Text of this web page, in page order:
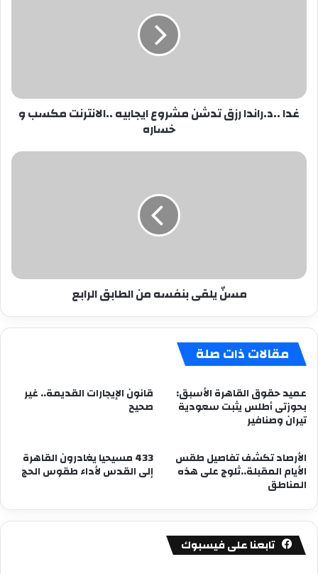
و
خساره
غدا ..د.راندا رزق تدشن مشروع ايجابيه ..الانترنت مكسب و
خساره
مسنّ
مسنّ يلقى بنفسه من الطابق الرابع
مقالات ذات صلة
عميد حقوق القاهرة الأسبق:
بحوزتى أطلس يثبت سعودية
تيران وصنافير
قانون الإيجارات القديمة.. غير
صحيح
الأرصاد تكشف تفاصيل طقس
الأيام المقبلة..ثلوج على هذه
المناطق
433 مسيحيا يغادرون القاهرة
إلى القدس لأداء طقوس الحج
تابعنا على فيسبوك